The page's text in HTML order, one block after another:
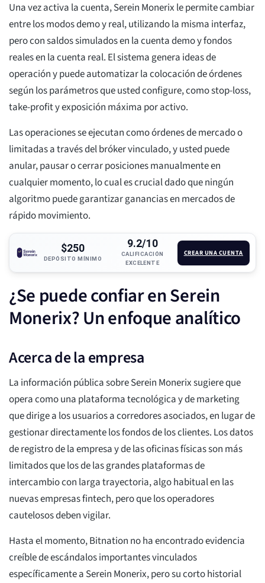
Una vez activa la cuenta, Serein Monerix le permite cambiar
entre los modos demo y real, utilizando la misma interfaz,
pero con saldos simulados en la cuenta demo y fondos
reales en la cuenta real. El sistema genera ideas de
operación y puede automatizar la colocación de órdenes
según los parámetros que usted configure, como stop-loss,
take-profit y exposición máxima por activo.
Las operaciones se ejecutan como órdenes de mercado o
limitadas a través del bróker vinculado, y usted puede
anular, pausar o cerrar posiciones manualmente en
cualquier momento, lo cual es crucial dado que ningún
algoritmo puede garantizar ganancias en mercados de
rápido movimiento.
$250
DEPÓSITO MÍNIMO
9.2/10
CALIFICACIÓN
EXCELENTE
CREAR UNA CUENTA
¿Se puede confiar en Serein
Monerix? Un enfoque analítico
Acerca de la empresa
La información pública sobre Serein Monerix sugiere que
opera como una plataforma tecnológica y de marketing
que dirige a los usuarios a corredores asociados, en lugar de
gestionar directamente los fondos de los clientes. Los datos
de registro de la empresa y de las oficinas físicas son más
limitados que los de las grandes plataformas de
intercambio con larga trayectoria, algo habitual en las
nuevas empresas fintech, pero que los operadores
cautelosos deben vigilar.
Hasta el momento, Bitnation no ha encontrado evidencia
creíble de escándalos importantes vinculados
específicamente a Serein Monerix, pero su corto historial